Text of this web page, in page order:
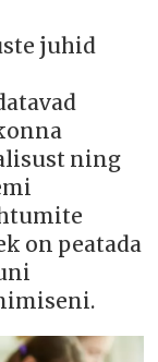
juhid
ning
on peatada